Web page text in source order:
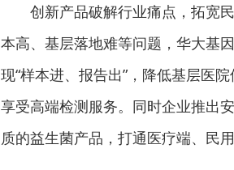
创新产品破解行业痛点，拓宽
本高、基层落地难等问题，华大基
现“样本进、报告出”，降低基层医
享受高端检测服务。同时企业推出
质的益生菌产品，打通医疗端、民用